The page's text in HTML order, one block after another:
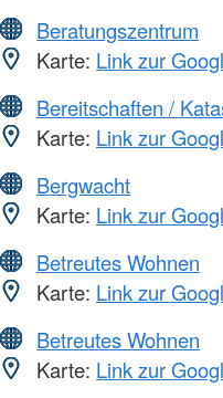
Beratungszentrum
Karte: Link zur
Bereitschaften /
Karte: Link zur
Bergwacht
Karte: Link zur
Betreutes Wohnen
Karte: Link zur
Betreutes Wohnen
Karte: Link zur